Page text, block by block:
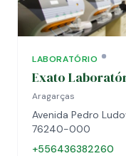
LABORATÓRIO
Exato
Aragarças
Avenida Pedro
76240-000
+556436382260